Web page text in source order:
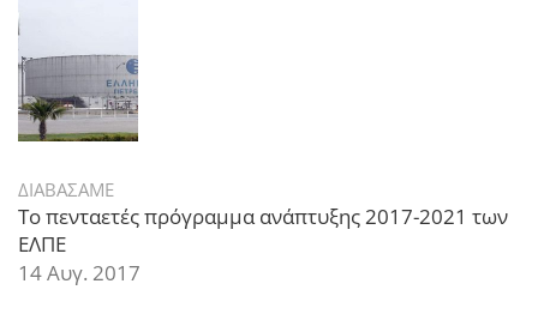
ΔΙΑΒΑΣΑΜΕ
Το πενταετές πρόγραμμα ανάπτυξης 2017-2021 των
ΕΛΠΕ
14 Αυγ. 2017